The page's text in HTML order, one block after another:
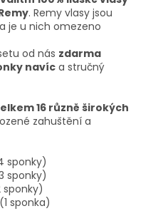
. Remy vlasy jsou
je u nich omezeno
od nás zdarma
navíc a stručný
16 různě širokých
zahuštění a
sponky)
sponky)
sponky)
(1 sponka)